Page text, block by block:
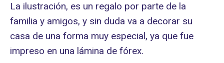
La ilustración, es un regalo por parte de la
familia y amigos, y sin duda va a decorar su
casa de una forma muy especial, ya que fue
impreso en una lámina de fórex.